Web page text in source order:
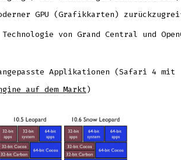
GPU (Grafikkarten)
von Grand Central und
Applikationen (Safari 4 mit
auf dem Markt)